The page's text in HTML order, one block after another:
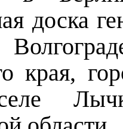
доска
края,